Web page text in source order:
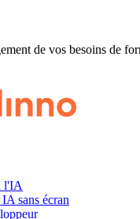
de vos besoins de
l'IA
sans écran